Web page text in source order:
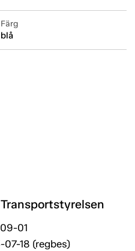
Färg
blå
01
18 (regbes)